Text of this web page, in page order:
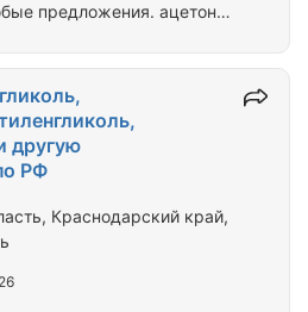
предложения. ацетон
диэтиленгликоль,
едкий, хромовый
агидол,
ортофосфорная,
оэдф,
другие. железо хлорное,
другой химии,…
другую
РФ
Краснодарский край,